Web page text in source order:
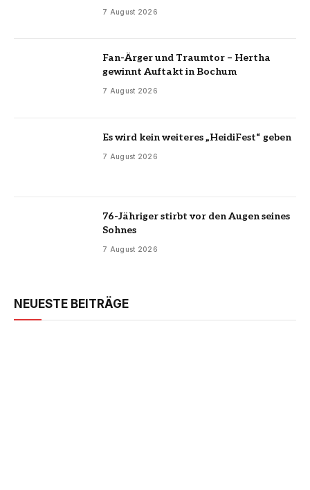
7 August 2026
Fan-Ärger und Traumtor – Hertha
gewinnt Auftakt in Bochum
7 August 2026
Es wird kein weiteres „HeidiFest“ geben
7 August 2026
76-Jähriger stirbt vor den Augen seines
Sohnes
7 August 2026
NEUESTE BEITRÄGE